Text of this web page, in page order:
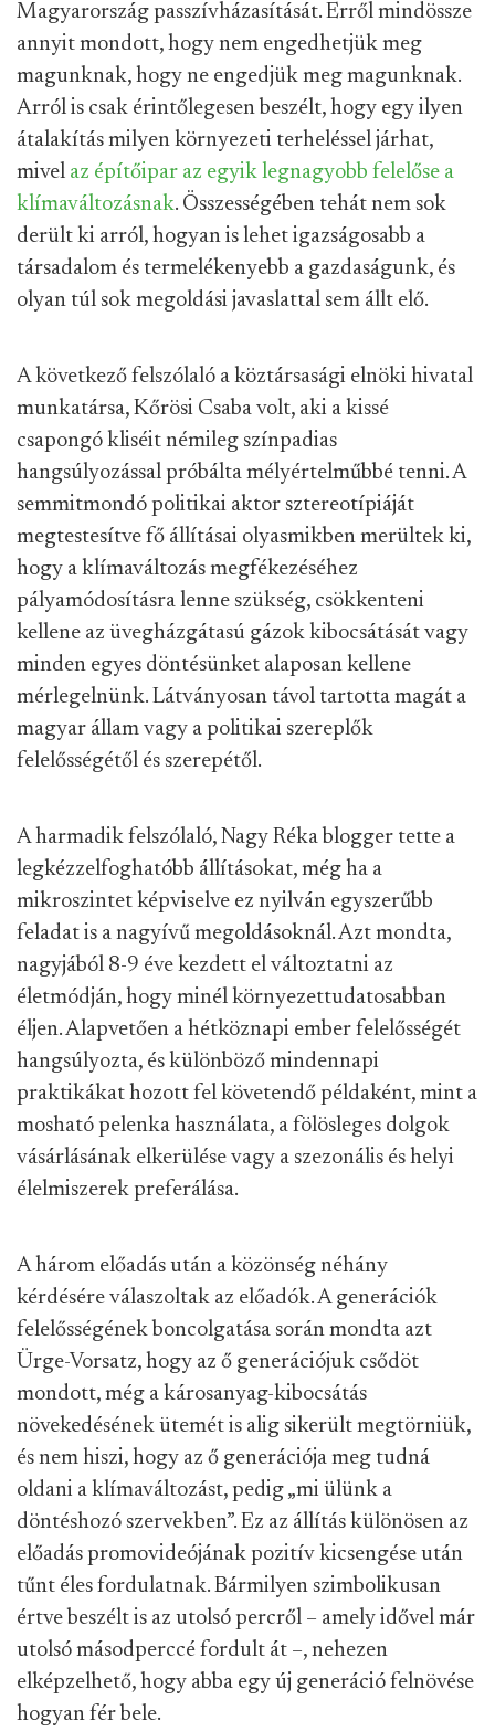
Magyarország passzívházasítását. Erről mindössze
annyit mondott, hogy nem engedhetjük meg
magunknak, hogy ne engedjük meg magunknak.
Arról is csak érintőlegesen beszélt, hogy egy ilyen
átalakítás milyen környezeti terheléssel járhat,
mivel az építőipar az egyik legnagyobb felelőse a
klímaváltozásnak. Összességében tehát nem sok
derült ki arról, hogyan is lehet igazságosabb a
társadalom és termelékenyebb a gazdaságunk, és
olyan túl sok megoldási javaslattal sem állt elő.
A következő felszólaló a köztársasági elnöki hivatal
munkatársa, Kőrösi Csaba volt, aki a kissé
csapongó kliséit némileg színpadias
hangsúlyozással próbálta mélyértelműbbé tenni. A
semmitmondó politikai aktor sztereotípiáját
megtestesítve fő állításai olyasmikben merültek ki,
hogy a klímaváltozás megfékezéséhez
pályamódosításra lenne szükség, csökkenteni
kellene az üvegházgátasú gázok kibocsátását vagy
minden egyes döntésünket alaposan kellene
mérlegelnünk. Látványosan távol tartotta magát a
magyar állam vagy a politikai szereplők
felelősségétől és szerepétől.
A harmadik felszólaló, Nagy Réka blogger tette a
legkézzelfoghatóbb állításokat, még ha a
mikroszintet képviselve ez nyilván egyszerűbb
feladat is a nagyívű megoldásoknál. Azt mondta,
nagyjából 8-9 éve kezdett el változtatni az
életmódján, hogy minél környezettudatosabban
éljen. Alapvetően a hétköznapi ember felelősségét
hangsúlyozta, és különböző mindennapi
praktikákat hozott fel követendő példaként, mint a
mosható pelenka használata, a fölösleges dolgok
vásárlásának elkerülése vagy a szezonális és helyi
élelmiszerek preferálása.
A három előadás után a közönség néhány
kérdésére válaszoltak az előadók. A generációk
felelősségének boncolgatása során mondta azt
Ürge-Vorsatz, hogy az ő generációjuk csődöt
mondott, még a károsanyag-kibocsátás
növekedésének ütemét is alig sikerült megtörniük,
és nem hiszi, hogy az ő generációja meg tudná
oldani a klímaváltozást, pedig „mi ülünk a
döntéshozó szervekben”. Ez az állítás különösen az
előadás promovideójának pozitív kicsengése után
tűnt éles fordulatnak. Bármilyen szimbolikusan
értve beszélt is az utolsó percről – amely idővel már
utolsó másodperccé fordult át –, nehezen
elképzelhető, hogy abba egy új generáció felnövése
hogyan fér bele.